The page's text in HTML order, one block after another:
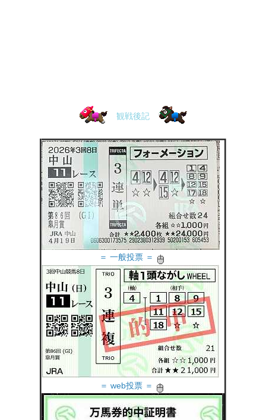
観戦後記
＝ 一般投票 ＝
＝ web投票 ＝